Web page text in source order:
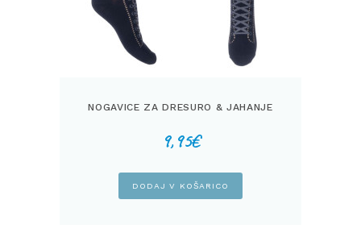
NOGAVICE ZA DRESURO & JAHANJE
9,95€
DODAJ V KOŠARICO